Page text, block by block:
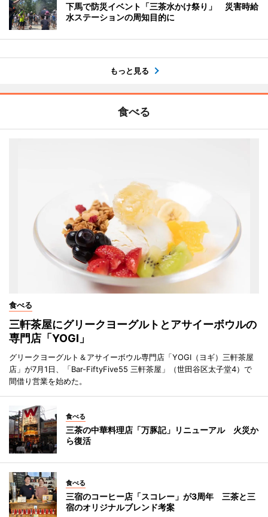
下馬で防災イベント「三茶水かけ祭り」 災害時給
水ステーションの周知目的に
もっと見る
食べる
食べる
三軒茶屋にグリークヨーグルトとアサイーボウルの
専門店「YOGI」
グリークヨーグルト＆アサイーボウル専門店「YOGI（ヨギ）三軒茶屋
店」が7月1日、「Bar-FiftyFive55 三軒茶屋」（世田谷区太子堂4）で
間借り営業を始めた。
食べる
三茶の中華料理店「万豚記」リニューアル 火災か
ら復活
食べる
三宿のコーヒー店「スコレー」が3周年 三茶と三
宿のオリジナルブレンド考案